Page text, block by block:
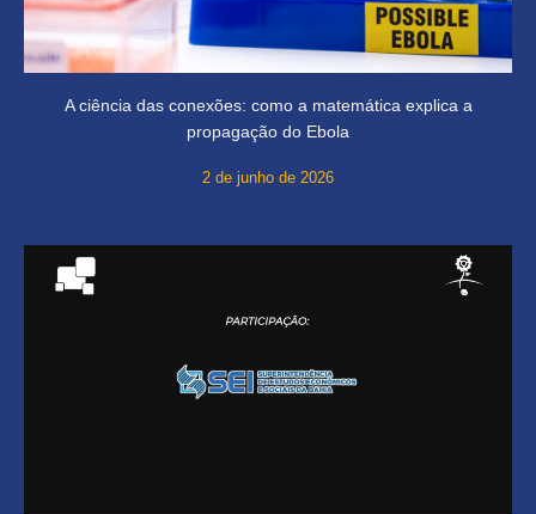
A ciência das conexões: como a matemática explica a
propagação do Ebola
2 de junho de 2026